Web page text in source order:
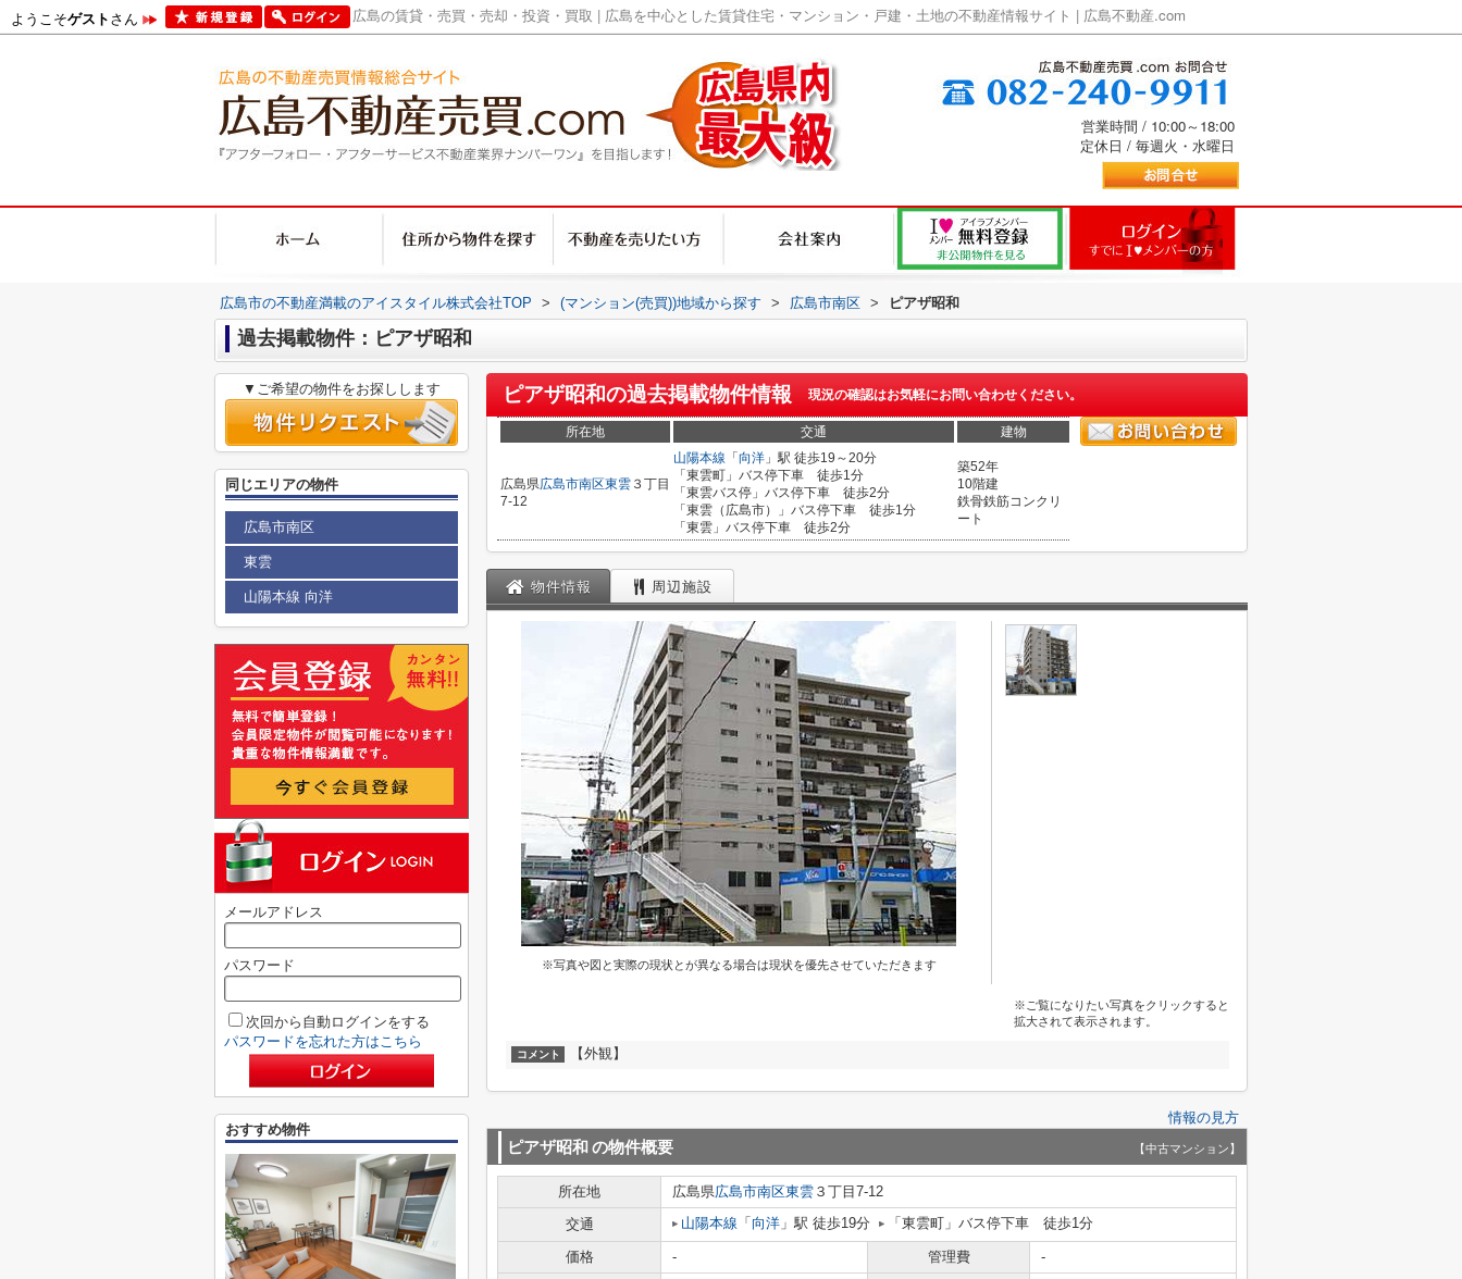
ようこそゲストさん 広島の賃貸・売買・売却・投資・買取 | 広島を中心とした賃貸住宅・マンション・戸建・土地の不動産情報サイト | 広島不動産.com
営業時間 / 10:00～18:00
定休日 / 毎週火・水曜日
広島市の不動産満載のアイスタイル株式会社TOP > (マンション(売買))地域から探す > 広島市南区 > ピアザ昭和
過去掲載物件：ピアザ昭和
ピアザ昭和の過去掲載物件情報 現況の確認はお気軽にお問い合わせください。
所在地 交通 建物
広島県広島市南区東雲 ３丁目
7-12
山陽本線 「 向洋 」駅 徒歩19～20分
「東雲町」バス停下車 徒歩1分
「東雲バス停」バス停下車 徒歩2分
「東雲（広島市）」バス停下車 徒歩1分
「東雲」バス停下車 徒歩2分
築52年
10階建
鉄骨鉄筋コンクリ
ート
物件情報 周辺施設
※写真や図と実際の現状とが異なる場合は現状を優先させていただきます
※ご覧になりたい写真をクリックすると
拡大されて表示されます。
コメント 【外観】
情報の見方
ピアザ昭和 の物件概要 【中古マンション】
所在地 広島県広島市南区東雲 ３丁目7-12
交通
山陽本線 「 向洋 」駅 徒歩19分 「東雲町」バス停下車 徒歩1分
価格 - 管理費
-
▼ご希望の物件をお探しします
同じエリアの物件
広島市南区
東雲
山陽本線 向洋
メールアドレス
パスワード
次回から自動ログインをする
パスワードを忘れた方はこちら
おすすめ物件